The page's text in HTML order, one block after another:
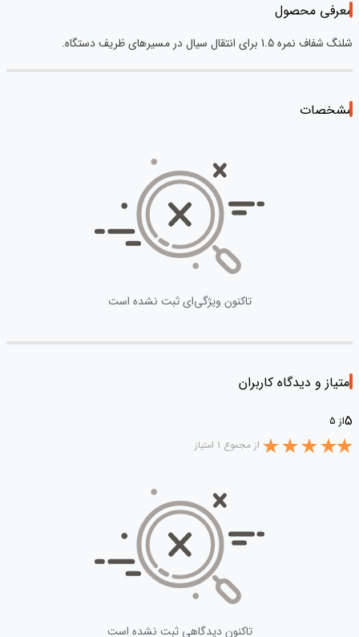
معرفی محصول
شلنگ شفاف نمره 1.5 برای انتقال سیال در مسیرهای ظریف دستگاه.
مشخصات
تاکنون ویژگی‌ای ثبت نشده است
امتیاز و دیدگاه کاربران
5از 5
از مجموع 1 امتیاز
تاکنون دیدگاهی ثبت نشده است